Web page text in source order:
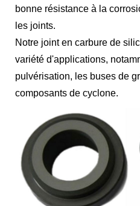
bonne résistance à la
les joints.
Notre joint en carbure de
variété d'applications,
pulvérisation, les buses de
composants de cyclone.